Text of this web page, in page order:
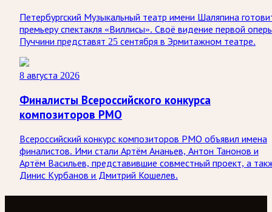
Петербургский Музыкальный театр имени Шаляпина
премьеру спектакля «Виллисы». Своё видение первой
Пуччини представят 25 сентября в Эрмитажном театре.
8 августа 2026
Финалисты Всероссийского конкурса
композиторов РМО
Всероссийский конкурс композиторов РМО объявил имена
финалистов. Ими стали Артём Ананьев, Антон Танонов и
Артём Васильев, представившие совместный проект, а
Динис Курбанов и Дмитрий Кошелев.